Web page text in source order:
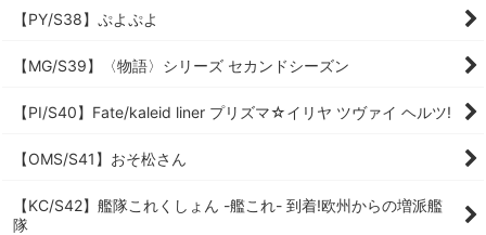
【PY/S38】ぷよぷよ
【MG/S39】〈物語〉シリーズ セカンドシーズン
【PI/S40】Fate/kaleid liner プリズマ☆イリヤ ツヴァイ ヘルツ!
【OMS/S41】おそ松さん
【KC/S42】艦隊これくしょん -艦これ- 到着!欧州からの増派艦
隊